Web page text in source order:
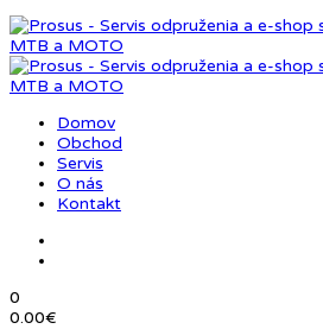
Domov
Obchod
Servis
O nás
Kontakt
0
0.00€